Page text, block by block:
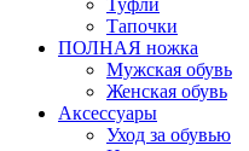
Туфли
Тапочки
ПОЛНАЯ ножка
Мужская обувь
Женская обувь
Аксессуары
Уход за обувью